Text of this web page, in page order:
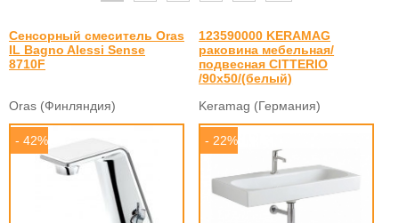
Сенсорный смеситель Oras
IL Bagno Alessi Sense
8710F
Oras (Финляндия)
- 42%
123590000 KERAMAG
раковина мебельная/
подвесная CITTERIO
/90x50/(белый)
Keramag (Германия)
- 22%